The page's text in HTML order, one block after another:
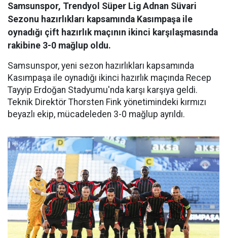
Samsunspor, Trendyol Süper Lig Adnan Süvari
Sezonu hazırlıkları kapsamında Kasımpaşa ile
oynadığı çift hazırlık maçının ikinci karşılaşmasında
rakibine 3-0 mağlup oldu.
Samsunspor, yeni sezon hazırlıkları kapsamında
Kasımpaşa ile oynadığı ikinci hazırlık maçında Recep
Tayyip Erdoğan Stadyumu'nda karşı karşıya geldi.
Teknik Direktör Thorsten Fink yönetimindeki kırmızı
beyazlı ekip, mücadeleden 3-0 mağlup ayrıldı.